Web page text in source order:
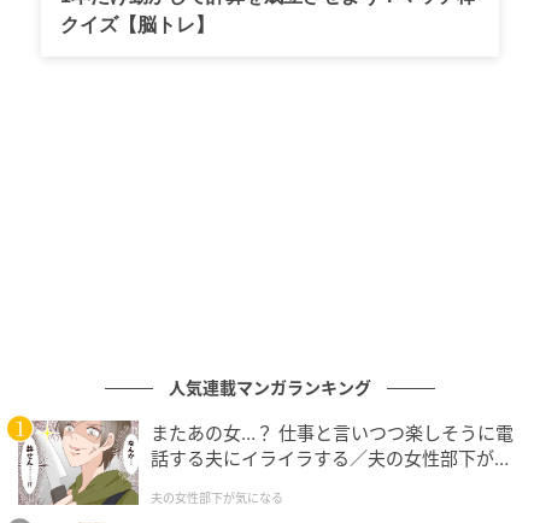
クイズ【脳トレ】
人気連載マンガランキング
またあの女…？ 仕事と言いつつ楽しそうに電
話する夫にイライラする／夫の女性部下が気
夫の女性部下が気になる